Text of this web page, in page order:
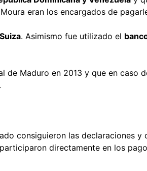
eran los encargados de
Suiza. Asimismo fue utilizado el
Maduro en 2013 y que en caso
consiguieron las declaraciones y
directamente en los